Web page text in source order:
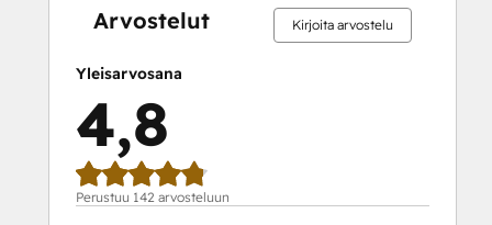
Trainer
Certification
Inbound
Inbound Marketing Optimization
Inbound Sales
Integrating With HubSpot I: Foundations
Objectives-Based Onboarding
Arvostelut Kirjoita arvostelu
Yleisarvosana
4,8
Perustuu 142 arvosteluun